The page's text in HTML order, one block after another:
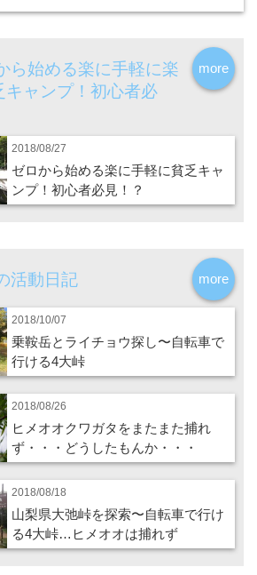
more
ら始める楽に手軽に楽
キャンプ！初心者必
2018/08/27
ゼロから始める楽に手軽に貧乏キャ
ンプ！初心者必見！？
more
活動日記
2018/10/07
乗鞍岳とライチョウ探し〜自転車で
行ける4大峠
2018/08/26
ヒメオオクワガタをまたまた捕れ
ず・・・どうしたもんか・・・
2018/08/18
山梨県大弛峠を探索〜自転車で行け
る4大峠…ヒメオオは捕れず